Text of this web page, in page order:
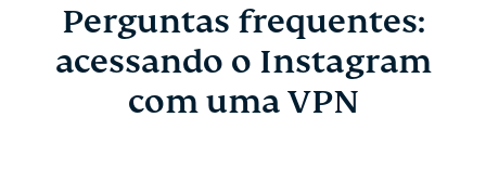
Perguntas frequentes:
acessando o Instagram
com uma VPN